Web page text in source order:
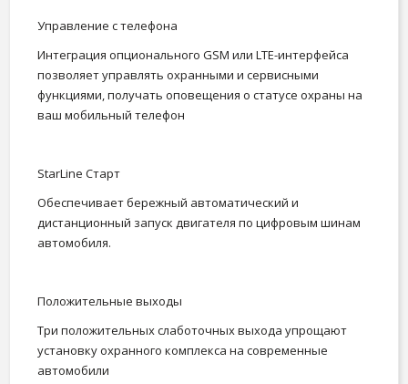
Управление с телефона
Интеграция опционального GSM или LTE-интерфейса
позволяет управлять охранными и сервисными
функциями, получать оповещения о статусе охраны на
ваш мобильный телефон
StarLine Старт
Обеспечивает бережный автоматический и
дистанционный запуск двигателя по цифровым шинам
автомобиля.
Положительные выходы
Три положительных слаботочных выхода упрощают
установку охранного комплекса на современные
автомобили